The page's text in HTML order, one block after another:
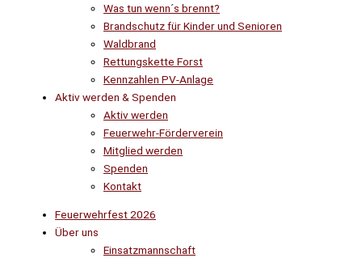
Was tun wenn´s brennt?
Brandschutz für Kinder und Senioren
Waldbrand
Rettungskette Forst
Kennzahlen PV-Anlage
Aktiv werden & Spenden
Aktiv werden
Feuerwehr-Förderverein
Mitglied werden
Spenden
Kontakt
Feuerwehrfest 2026
Über uns
Einsatzmannschaft